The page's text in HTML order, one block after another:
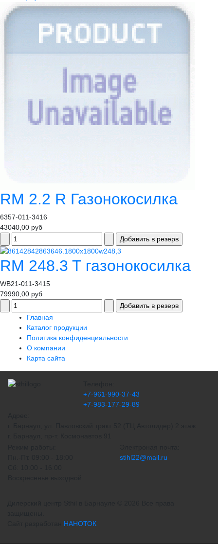
RM 2.2 R Газонокосилка
6357-011-3416
43040,00 руб
RM 248.3 T газонокосилка
WB21-011-3415
79990,00 руб
Главная
Каталог продукции
Политика конфиденциальности
О компании
Карта сайта
+7-961-990-37-43
+7-983-177-29-89
stihl22@mail.ru
НАНОТОК